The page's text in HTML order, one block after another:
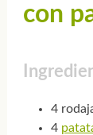
con
4
4